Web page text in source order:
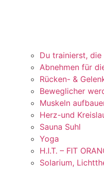
Du trainierst, die
Abnehmen für
Rücken- &
Beweglicher
Muskeln
Herz-und
Sauna Suhl
Yoga
H.I.T. – FIT
Solarium,